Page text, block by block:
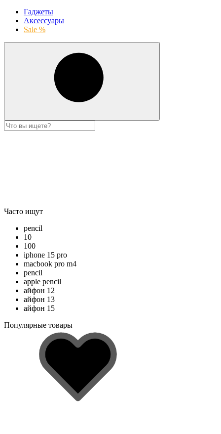
Гаджеты
Аксессуары
Sale %
Часто ищут
pencil
10
100
iphone 15 pro
macbook pro m4
pencil
apple pencil
айфон 12
айфон 13
айфон 15
Популярные товары